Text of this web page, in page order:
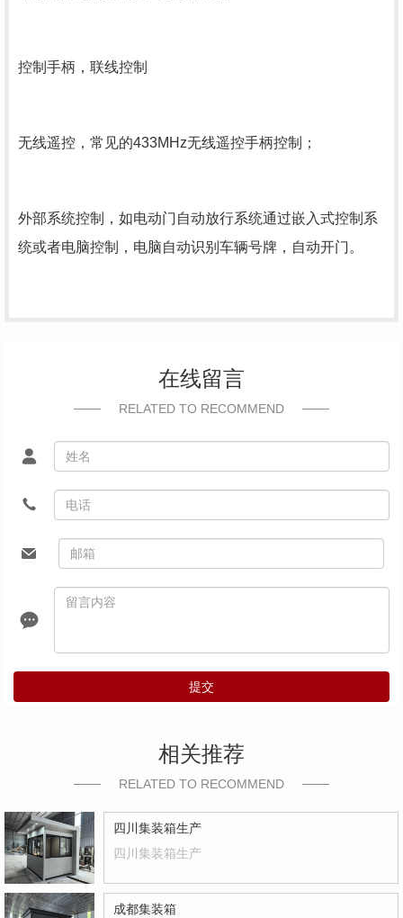
控制手柄，联线控制
无线遥控，常见的433MHz无线遥控手柄控制；
外部系统控制，如电动门自动放行系统通过嵌入式控制系
统或者电脑控制，电脑自动识别车辆号牌，自动开门。
在线留言
RELATED TO RECOMMEND
提交
相关推荐
RELATED TO RECOMMEND
四川集装箱生产
四川集装箱生产
成都集装箱